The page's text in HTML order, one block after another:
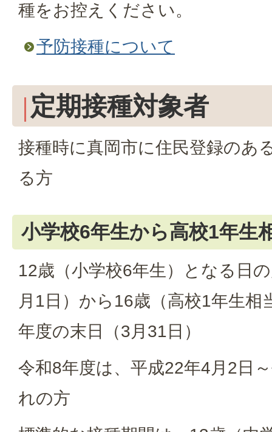
種をお控えください。
予防接種について
定期接種対象者
接種時に真岡市に住民登録のあ
る方
小学校6年生から高校1年生
12歳（小学校6年生）となる日
月1日）から16歳（高校1年生
年度の末日（3月31日）
令和8年度は、平成22年4月2日
れの方